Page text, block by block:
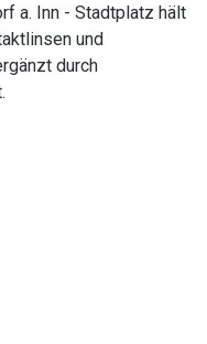
a. Inn - Stadtplatz hält
und
durch